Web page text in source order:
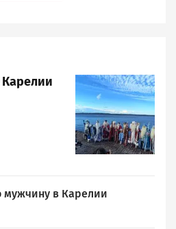
Image
Карелии
мужчину в Карелии